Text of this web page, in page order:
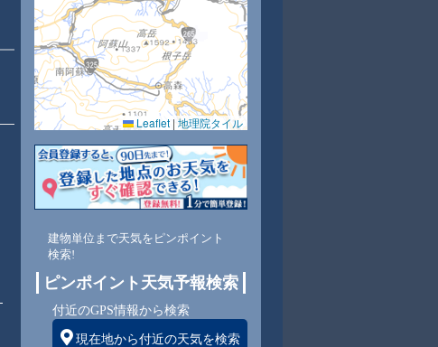
77 79 80 90
東南 東南 東南
4 4 4 4
Leaflet | 地理院タイル
建物単位まで天気をピンポイント
検索!
ピンポイント天気予報検索
付近のGPS情報から検索
現在地から付近の天気を検索